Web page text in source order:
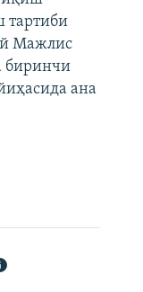
тартиби
Мажлис
биринчи
ана